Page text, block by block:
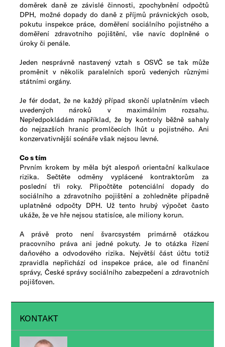
doměrek daně ze závislé činnosti, zpochybnění odpočtů
DPH, možné dopady do daně z příjmů právnických osob,
pokutu inspekce práce, doměření sociálního pojistného a
doměření zdravotního pojištění, vše navíc doplněné o
úroky či penále.
Jeden nesprávně nastavený vztah s OSVČ se tak může
proměnit v několik paralelních sporů vedených různými
státními orgány.
Je fér dodat, že ne každý případ skončí uplatněním všech
uvedených nároků v maximálním rozsahu.
Nepředpokládám například, že by kontroly běžně sahaly
do nejzazších hranic promlčecích lhůt u pojistného. Ani
konzervativnější scénáře však nejsou levné.
Co s tím
Prvním krokem by měla být alespoň orientační kalkulace
rizika. Sečtěte odměny vyplácené kontraktorům za
poslední tři roky. Připočtěte potenciální dopady do
sociálního a zdravotního pojištění a zohledněte případně
uplatněné odpočty DPH. Už tento hrubý výpočet často
ukáže, že ve hře nejsou statisíce, ale miliony korun.
A právě proto není švarcsystém primárně otázkou
pracovního práva ani jedné pokuty. Je to otázka řízení
daňového a odvodového rizika. Největší část účtu totiž
zpravidla nepřichází od inspekce práce, ale od finanční
správy, České správy sociálního zabezpečení a zdravotních
pojišťoven.​
KONTAKT